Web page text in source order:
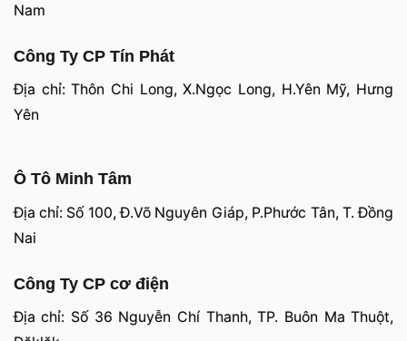
Nam
Công Ty CP Tín Phát
Địa chỉ: Thôn Chi Long, X.Ngọc Long, H.Yên Mỹ, Hưng
Yên
Ô Tô Minh Tâm
Địa chỉ: Số 100, Đ.Võ Nguyên Giáp, P.Phước Tân, T. Đồng
Nai
Công Ty CP cơ điện
Địa chỉ: Số 36 Nguyễn Chí Thanh, TP. Buôn Ma Thuột,